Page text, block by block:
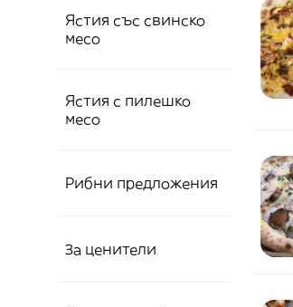
Ястия със свинско
месо
Ястия с пилешко
месо
Рибни предложения
За ценители